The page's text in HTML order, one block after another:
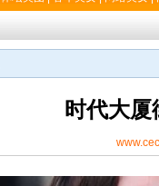
时代大